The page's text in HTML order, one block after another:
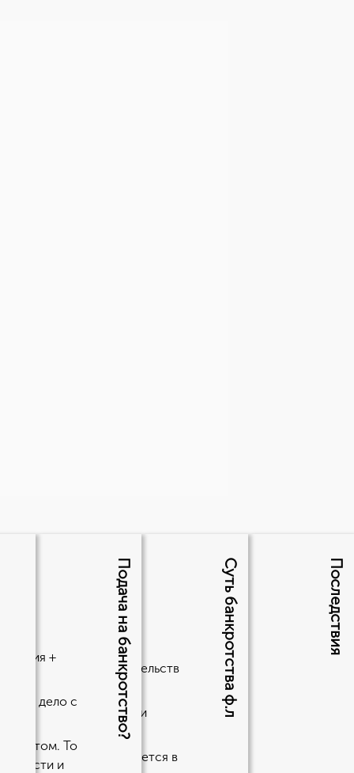
Последствия
Суть банкротства ф.л
этапов и
желания и обстоятельств
долг, поскольку ваши
свои долги, но нуждается в
Подача на банкротство?
+
имел дело с
То
и